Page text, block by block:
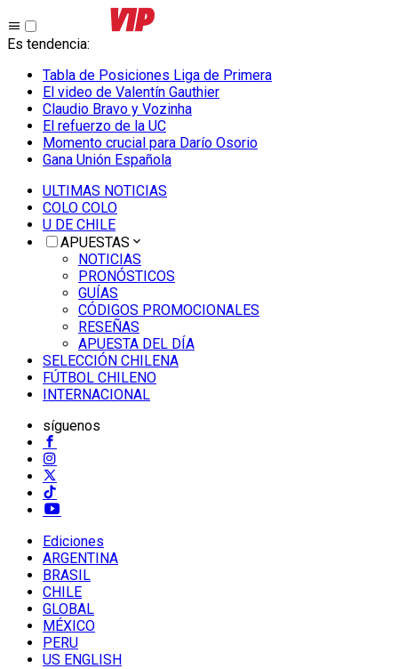
Es tendencia:
Tabla de Posiciones Liga de Primera
El video de Valentín Gauthier
Claudio Bravo y Vozinha
El refuerzo de la UC
Momento crucial para Darío Osorio
Gana Unión Española
ULTIMAS NOTICIAS
COLO COLO
U DE CHILE
APUESTAS
NOTICIAS
PRONÓSTICOS
GUÍAS
CÓDIGOS PROMOCIONALES
RESEÑAS
APUESTA DEL DÍA
SELECCIÓN CHILENA
FÚTBOL CHILENO
INTERNACIONAL
síguenos
Ediciones
ARGENTINA
BRASIL
CHILE
GLOBAL
MÉXICO
PERU
US ENGLISH